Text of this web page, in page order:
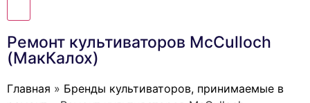
Ремонт культиваторов MсCulloch
(МакКалох)
Главная » Бренды культиваторов, принимаемые в